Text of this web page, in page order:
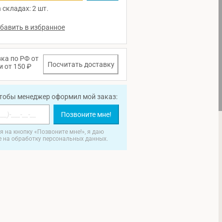
складах: 2 шт.
по РФ от
от 150 ₽
Посчитать доставку
менеджер оформил мой заказ:
Позвоните мне!
на кнопку «Позвоните мне!», я даю
на обработку персональных данных.